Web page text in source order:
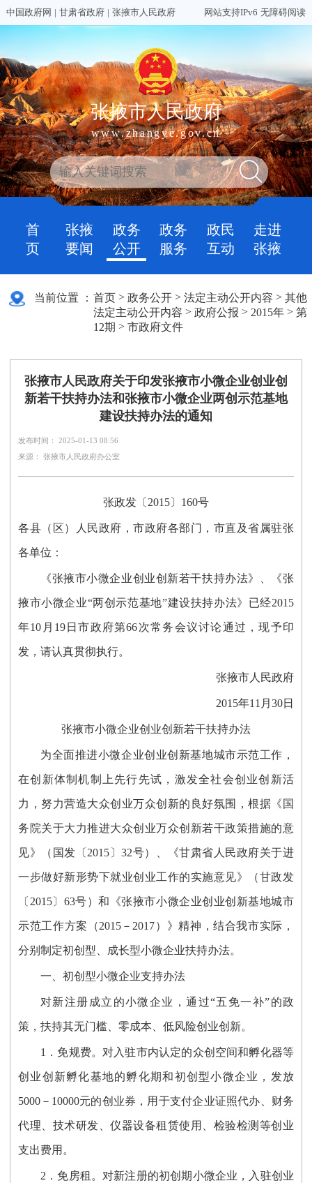
中国政府网 | 甘肃省政府 | 张掖市人民政府 网站支持IPv6 无障碍阅读
张掖市人民政府
www.zhangye.gov.cn
首
页
张掖
要闻
政务
公开
政务
服务
政民
互动
走进
张掖
当前位置 ： 首页 >政务公开 >法定主动公开内容 >其他
法定主动公开内容 >政府公报 > 2015年 >第
12期 >市政府文件
张掖市人民政府关于印发张掖市小微企业创业创
新若干扶持办法和张掖市小微企业两创示范基地
建设扶持办法的通知
发布时间： 2025-01-13 08:56
来源： 张掖市人民政府办公室
张政发〔2015〕160号
各县（区）人民政府，市政府各部门，市直及省属驻张
各单位：
《张掖市小微企业创业创新若干扶持办法》、《张
掖市小微企业“两创示范基地”建设扶持办法》已经2015
年10月19日市政府第66次常务会议讨论通过，现予印
发，请认真贯彻执行。
张掖市人民政府
2015年11月30日
张掖市小微企业创业创新若干扶持办法
为全面推进小微企业创业创新基地城市示范工作，
在创新体制机制上先行先试，激发全社会创业创新活
力，努力营造大众创业万众创新的良好氛围，根据《国
务院关于大力推进大众创业万众创新若干政策措施的意
见》（国发〔2015〕32号）、《甘肃省人民政府关于进
一步做好新形势下就业创业工作的实施意见》（甘政发
〔2015〕63号）和《张掖市小微企业创业创新基地城市
示范工作方案（2015－2017）》精神，结合我市实际，
分别制定初创型、成长型小微企业扶持办法。
一、初创型小微企业支持办法
对新注册成立的小微企业，通过“五免一补”的政
策，扶持其无门槛、零成本、低风险创业创新。
1．免规费。对入驻市内认定的众创空间和孵化器等
创业创新孵化基地的孵化期和初创型小微企业，发放
5000－10000元的创业券，用于支付企业证照代办、财务
代理、技术研发、仪器设备租赁使用、检验检测等创业
支出费用。
2．免房租。对新注册的初创期小微企业，入驻创业